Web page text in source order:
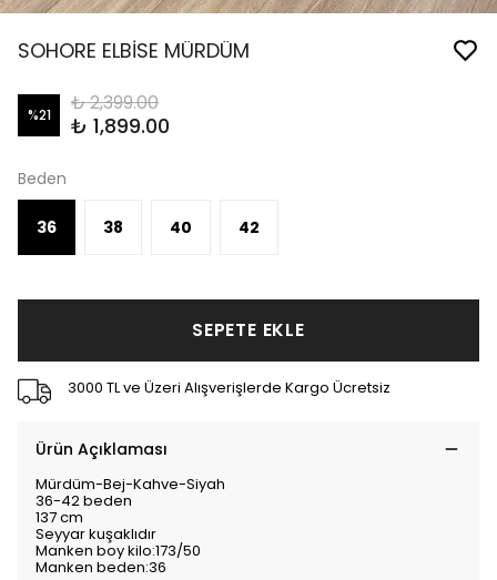
SOHORE ELBİSE MÜRDÜM
%21 ₺ 2,399.00
₺ 1,899.00
Beden
36 38 40 42
SEPETE EKLE
3000 TL ve Üzeri Alışverişlerde Kargo Ücretsiz
Ürün Açıklaması
Mürdüm-Bej-Kahve-Siyah
36-42 beden
137 cm
Seyyar kuşaklıdır
Manken boy kilo:173/50
Manken beden:36